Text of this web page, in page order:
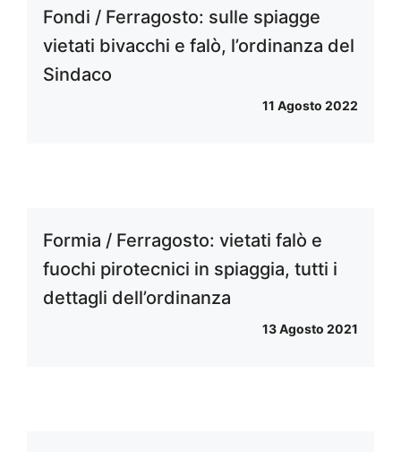
Fondi / Ferragosto: sulle spiagge
vietati bivacchi e falò, l’ordinanza del
Sindaco
11 Agosto 2022
Formia / Ferragosto: vietati falò e
fuochi pirotecnici in spiaggia, tutti i
dettagli dell’ordinanza
13 Agosto 2021